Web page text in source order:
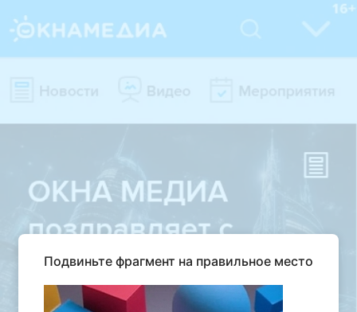
Подвиньте фрагмент на правильное место